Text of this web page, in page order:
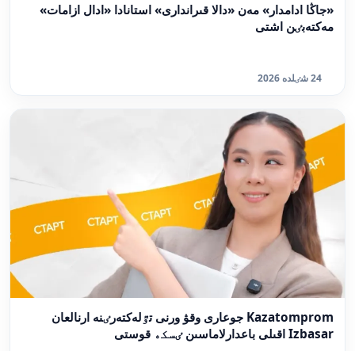
«جاڭا ادامدار» مەن «دالا قىراندارى» استانادا «ادال ازامات»
مەكتەبٸن اشتى
24 شٸلدە 2026
Kazatomprom جوعارى وقۋ ورنى تٷلەكتەرٸنە ارنالعان
Izbasar اقىلى باعدارلاماسىن ٸسكە قوستى